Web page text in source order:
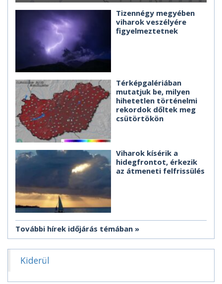
Tizennégy megyében
viharok veszélyére
figyelmeztetnek
Térképgalériában
mutatjuk be, milyen
hihetetlen történelmi
rekordok dőltek meg
csütörtökön
Viharok kísérik a
hidegfrontot, érkezik
az átmeneti felfrissülés
További hírek időjárás témában
Kiderül